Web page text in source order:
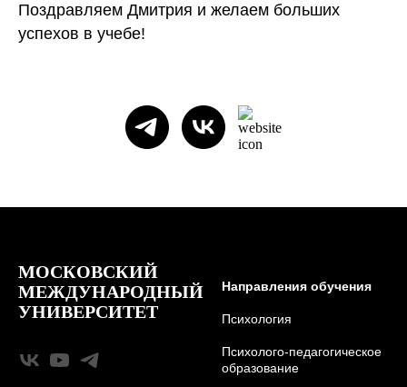
Поздравляем Дмитрия и желаем больших
успехов в учебе!
МОСКОВСКИЙ
МЕЖДУНАРОДНЫЙ
УНИВЕРСИТЕТ
Направления обучения
Психология
Психолого-педагогическое
образование